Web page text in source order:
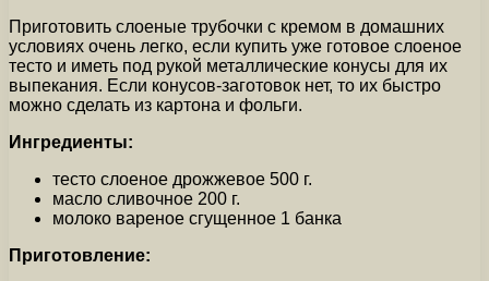
Приготовить слоеные трубочки с кремом в домашних
условиях очень легко, если купить уже готовое слоеное
тесто и иметь под рукой металлические конусы для их
выпекания. Если конусов-заготовок нет, то их быстро
можно сделать из картона и фольги.
Ингредиенты:
тесто слоеное дрожжевое 500 г.
масло сливочное 200 г.
молоко вареное сгущенное 1 банка
Приготовление: